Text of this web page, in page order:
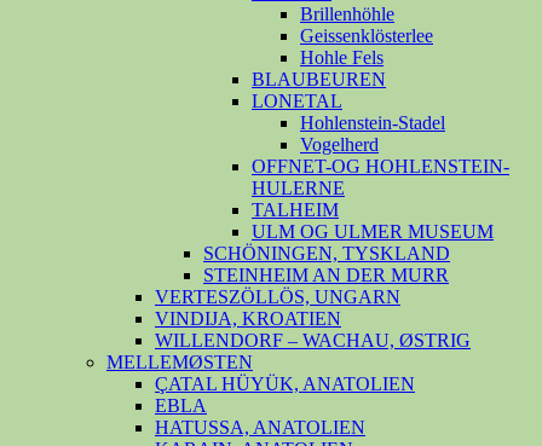
Brillenhöhle
Geissenklösterlee
Hohle Fels
BLAUBEUREN
LONETAL
Hohlenstein-Stadel
Vogelherd
OFFNET-OG HOHLENSTEIN-
HULERNE
TALHEIM
ULM OG ULMER MUSEUM
SCHÖNINGEN, TYSKLAND
STEINHEIM AN DER MURR
VERTESZÖLLÖS, UNGARN
VINDIJA, KROATIEN
WILLENDORF – WACHAU, ØSTRIG
MELLEMØSTEN
ÇATAL HÜYÜK, ANATOLIEN
EBLA
HATUSSA, ANATOLIEN